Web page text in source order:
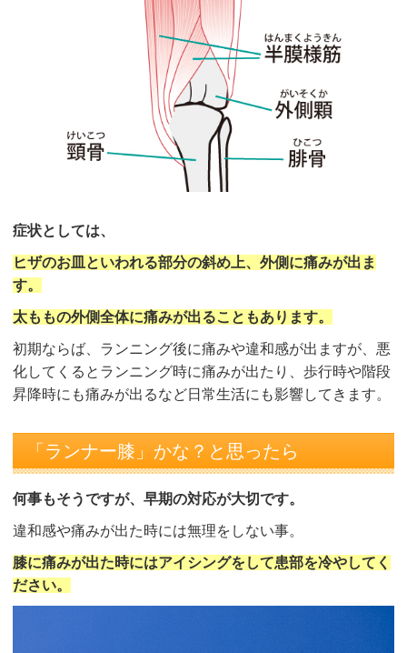
症状としては、
ヒザのお皿といわれる部分の斜め上、外側に痛みが出ま
す。
太ももの外側全体に痛みが出ることもあります。
初期ならば、ランニング後に痛みや違和感が出ますが、悪
化してくるとランニング時に痛みが出たり、歩行時や階段
昇降時にも痛みが出るなど日常生活にも影響してきます。
「ランナー膝」かな？と思ったら
何事もそうですが、早期の対応が大切です。
違和感や痛みが出た時には無理をしない事。
膝に痛みが出た時にはアイシングをして患部を冷やしてく
ださい。